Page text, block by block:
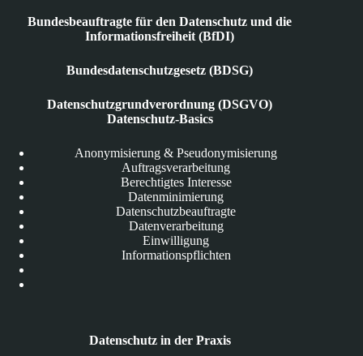
Bundesbeauftragte für den Datenschutz und die
Informationsfreiheit (BfDI)
Bundesdatenschutzgesetz (BDSG)
Datenschutzgrundverordnung (DSGVO)
Datenschutz-Basics
Anonymisierung & Pseudonymisierung
Auftragsverarbeitung
Berechtigtes Interesse
Datenminimierung
Datenschutzbeauftragte
Datenverarbeitung
Einwilligung
Informationspflichten
Datenschutz in der Praxis